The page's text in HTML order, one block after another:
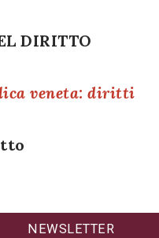
DIRITTO
veneta: diritti
NEWSLETTER